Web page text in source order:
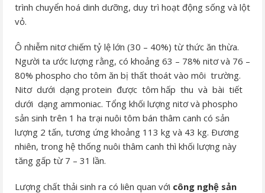
trình chuyển hoá dinh dưỡng, duy trì hoạt động sống và lột
vỏ.
Ô nhiễm nitơ chiếm tỷ lệ lớn (30 – 40%) từ thức ăn thừa.
Người ta ước lượng rằng, có khoảng 63 – 78% nitơ và 76 –
80% phospho cho tôm ăn bị thất thoát vào môi trường.
Nitơ dưới dạng protein được tôm hấp thu và bài tiết
dưới dạng ammoniac. Tổng khối lượng nitơ và phospho
sản sinh trên 1 ha trại nuôi tôm bán thâm canh có sản
lượng 2 tấn, tương ứng khoảng 113 kg và 43 kg. Ðương
nhiên, trong hệ thống nuôi thâm canh thì khối lượng này
tăng gấp từ 7 – 31 lần.
Lượng chất thải sinh ra có liên quan với công nghệ sản